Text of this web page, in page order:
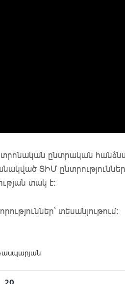
ընտրական
ՏԻՄ
տակ է։
տեսանյութում: